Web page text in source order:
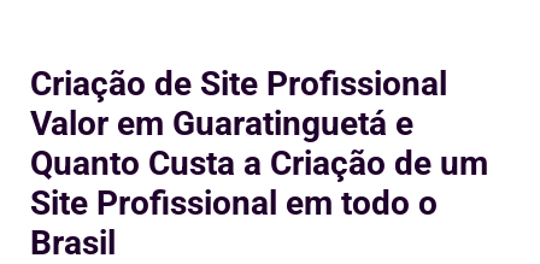
Criação de Site Profissional
Valor em Guaratinguetá e
Quanto Custa a Criação de um
Site Profissional em todo o
Brasil